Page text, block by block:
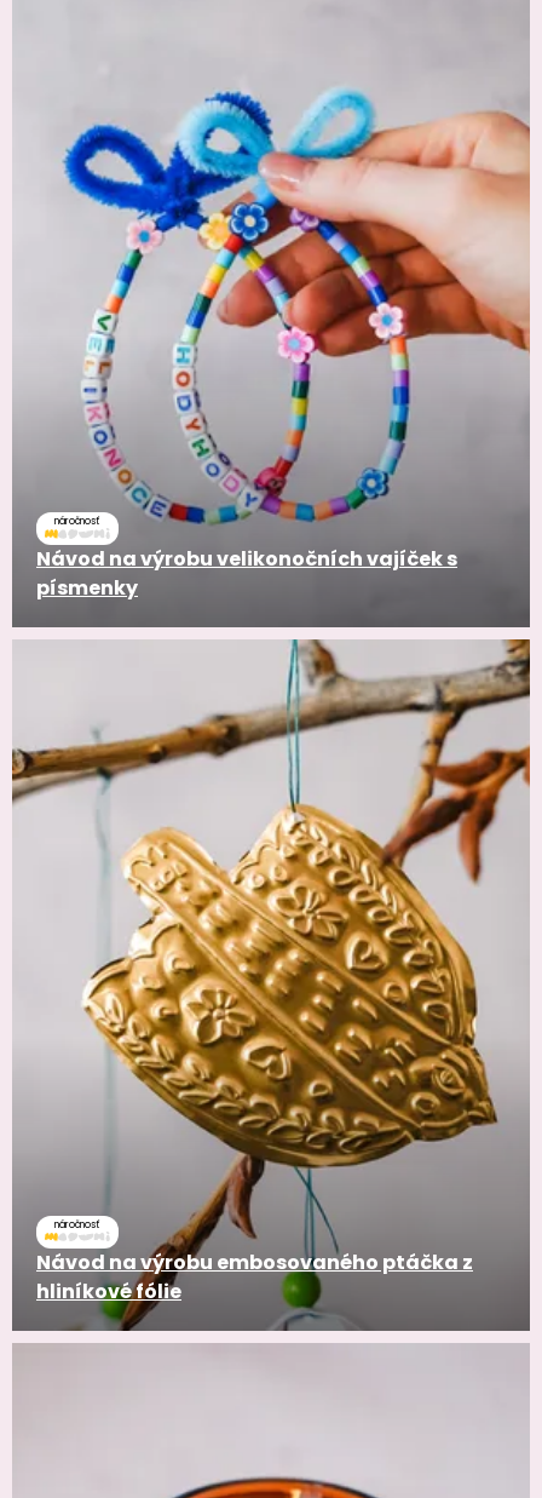
náročnosť
Návod na výrobu velikonočních vajíček s
písmenky
náročnosť
Návod na výrobu embosovaného ptáčka z
hliníkové fólie